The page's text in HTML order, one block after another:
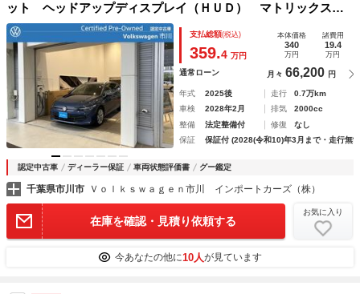
ット ヘッドアップディスプレイ（ＨＵＤ） マトリックスＬ
ＥＤヘッドライト ナビゲーションシステム リヤビューカメ
ラ プリクラッシュブレーキシステム 電動テールゲート
支払総額(税込)
359.4 万円
本体価格
340
万円
諸費用
19.4
万円
通常ローン 月々 66,200 円
年式 2025後 走行
0.7万km
車検
2028年2月 排気
2000cc
整備
法定整備付 修復
なし
保証
保証付 (2028(令和10)年3月まで・走行無
認定中古車 ディーラー保証 車両状態評価書 グー鑑定
千葉県市川市 Ｖｏｌｋｓｗａｇｅｎ市川 インポートカーズ（株）
在庫を確認・見積り依頼する
お気に入り
今あなたの他に10人が見ています